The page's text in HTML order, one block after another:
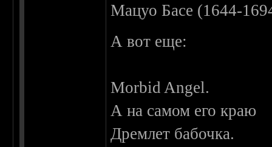
Мацуо Басе (1644-
А вот еще:
Morbid Angel.
А на самом его краю
Дремлет бабочка.